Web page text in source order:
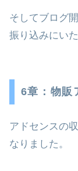
そしてブログ
振り込みにい
6章：物販
アドセンスの
なりました。